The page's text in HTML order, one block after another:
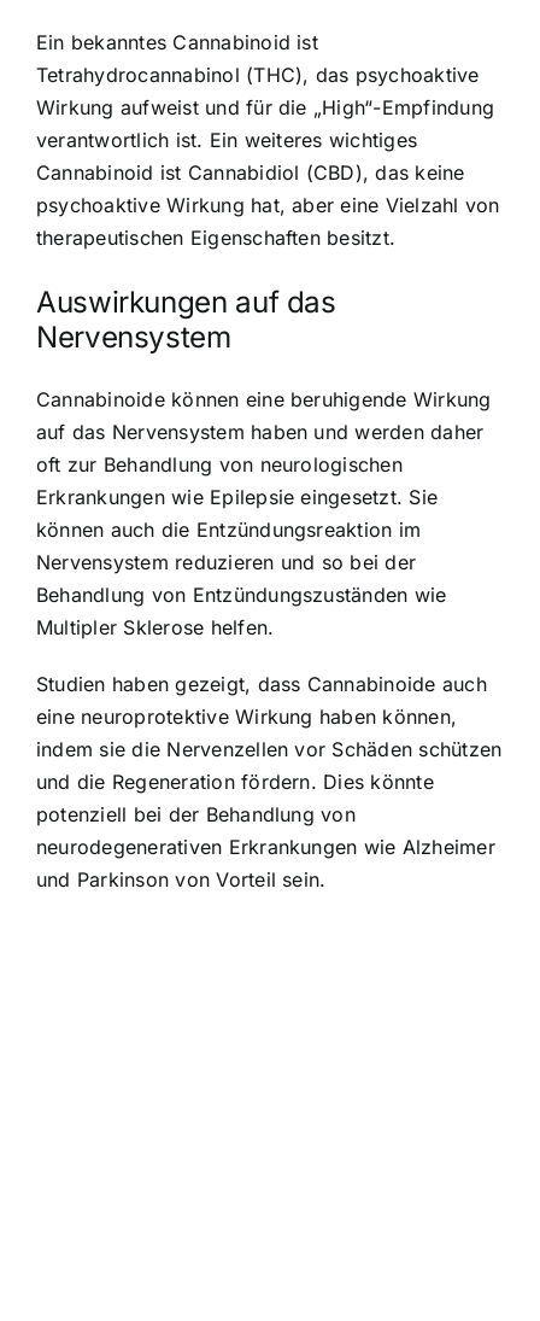
Ein bekanntes Cannabinoid ist
Tetrahydrocannabinol (THC), das psychoaktive
Wirkung aufweist und für die „High“-Empfindung
verantwortlich ist. Ein weiteres wichtiges
Cannabinoid ist Cannabidiol (CBD), das keine
psychoaktive Wirkung hat, aber eine Vielzahl von
therapeutischen Eigenschaften besitzt.
Auswirkungen auf das
Nervensystem
Cannabinoide können eine beruhigende Wirkung
auf das Nervensystem haben und werden daher
oft zur Behandlung von neurologischen
Erkrankungen wie Epilepsie eingesetzt. Sie
können auch die Entzündungsreaktion im
Nervensystem reduzieren und so bei der
Behandlung von Entzündungszuständen wie
Multipler Sklerose helfen.
Studien haben gezeigt, dass Cannabinoide auch
eine neuroprotektive Wirkung haben können,
indem sie die Nervenzellen vor Schäden schützen
und die Regeneration fördern. Dies könnte
potenziell bei der Behandlung von
neurodegenerativen Erkrankungen wie Alzheimer
und Parkinson von Vorteil sein.